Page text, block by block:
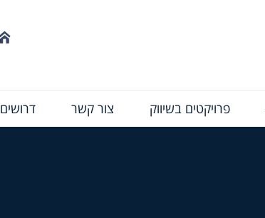
פרויקטים בשיווק צור קשר דרושים